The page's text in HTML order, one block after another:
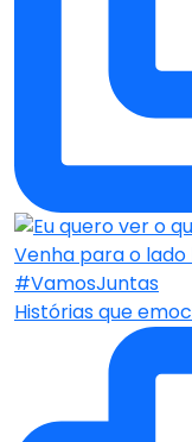
Histórias que